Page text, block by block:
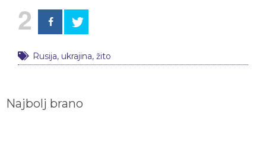
2
Rusija, ukrajina, žito
Najbolj brano